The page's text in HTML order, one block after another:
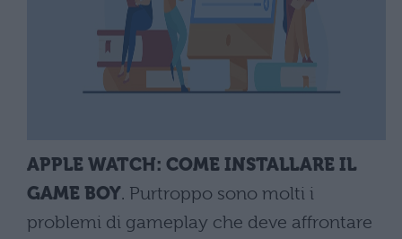
APPLE WATCH: COME INSTALLARE IL
GAME BOY. Purtroppo sono molti i
problemi di gameplay che deve affrontare